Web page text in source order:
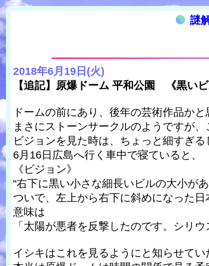
謎
2018年6月19日(火)
【追記】原爆ドーム 平和公園 《黒いビ
ドームの前にあり、後年の芸術作品か
まさにストーンサークルのようですが
ビジョンを見た時は、ちょっと細すぎ
6月16日広島へ行く車中で寝ていると、
《ビジョン》
“右下に黒い小さな細長いビルの大小が
ついで、左上から右下に斜めになった
意味は
「太陽が悪者を反撃したのです。シリ
イシキはこれを見るようにと知らせてい